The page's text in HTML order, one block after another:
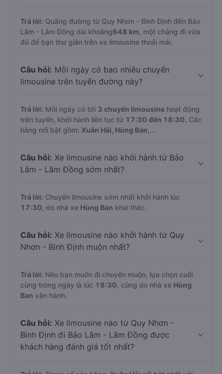
Trả lời: Quãng đường từ Quy Nhơn - Bình Định đến Bảo
Lâm - Lâm Đồng dài khoảng648 km , một chặng đi vừa
đủ để bạn thư giãn trên xe limousine thoải mái.
Câu hỏi: Mỗi ngày có bao nhiêu chuyến
limousine trên tuyến đường này?
Trả lời: Mỗi ngày có tới 3 chuyến limousine hoạt động
trên tuyến, khởi hành liên tục từ 17:30 đến 18:30. Các
hãng nổi bật gồm: Xuân Hải, Hùng Ban ,...
Câu hỏi: Xe limousine nào khởi hành từ Bảo
Lâm - Lâm Đồng sớm nhất?
Trả lời: Chuyến limousine sớm nhất khởi hành lúc
17:30 , do nhà xe Hùng Ban khai thác.
Câu hỏi: Xe limousine nào khởi hành từ Quy
Nhơn - Bình Định muộn nhất?
Trả lời: Nếu bạn muốn đi chuyến muộn, lựa chọn cuối
cùng trong ngày là lúc 18:30 , cũng do nhà xe Hùng
Ban vận hành.
Câu hỏi: Xe limousine nào từ Quy Nhơn -
Bình Định đi Bảo Lâm - Lâm Đồng được
khách hàng đánh giá tốt nhất?